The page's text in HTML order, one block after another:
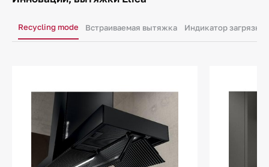
Recycling mode Встраиваемая вытяжка Индикатор